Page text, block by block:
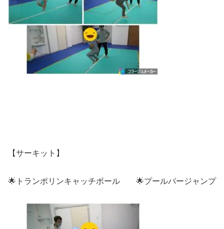
【サーキット】
🌟トランポリンキャッチボール 🌟プールバージャンプ